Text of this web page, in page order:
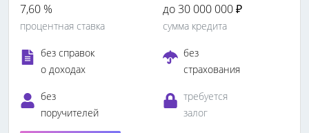
7,60 %
процентная ставка
до 30 000 000 ₽
сумма кредита
без справок
о доходах
без
страхования
без
поручителей
требуется
залог